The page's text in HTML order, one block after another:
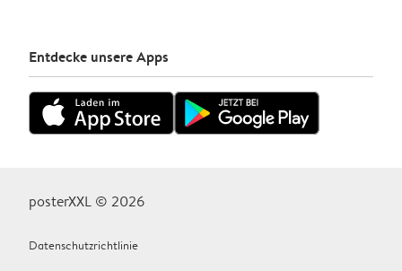
Entdecke unsere Apps
posterXXL © 2026
Datenschutzrichtlinie